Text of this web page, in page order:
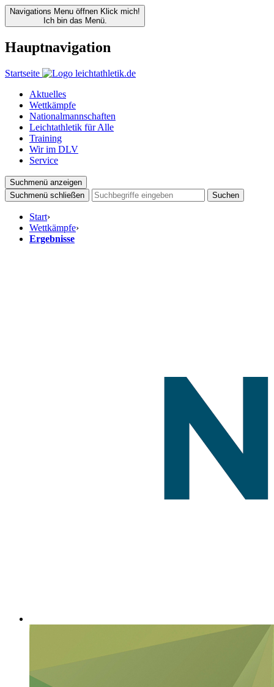
Navigations Menu öffnen Klick mich!
Ich bin das Menü.
Hauptnavigation
Startseite
Aktuelles
Wettkämpfe
Nationalmannschaften
Leichtathletik für Alle
Training
Wir im DLV
Service
Suchmenü anzeigen
Suchmenü schließen
Suchen
Start›
Wettkämpfe›
Ergebnisse